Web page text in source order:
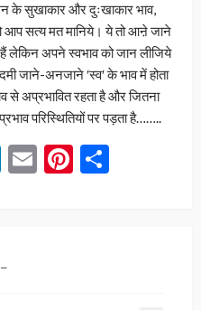
के सुखाकार और दुःखाकार भाव,
आप सत्य मत मानिये। ये तो आऩे जाने
लेकिन अपने स्वभाव को जान लीजिये
जाने-अनजाने ʹस्वʹ के भाव में होता
से अप्रभावित रहता है और जितना
परिस्थितियों पर पड़ता है……..
LinkedIn
EmailPinterest